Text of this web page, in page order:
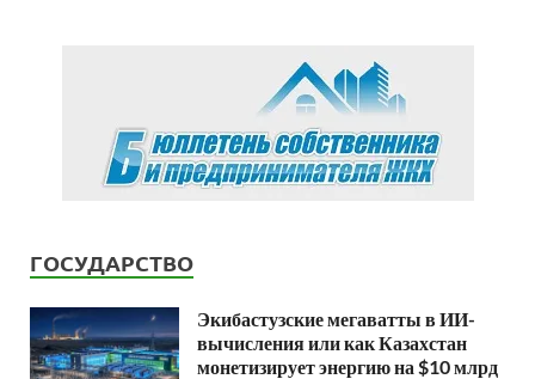
ГОСУДАРСТВО
Экибастузские мегаватты в ИИ-
вычисления или как Казахстан
монетизирует энергию на $10 млрд